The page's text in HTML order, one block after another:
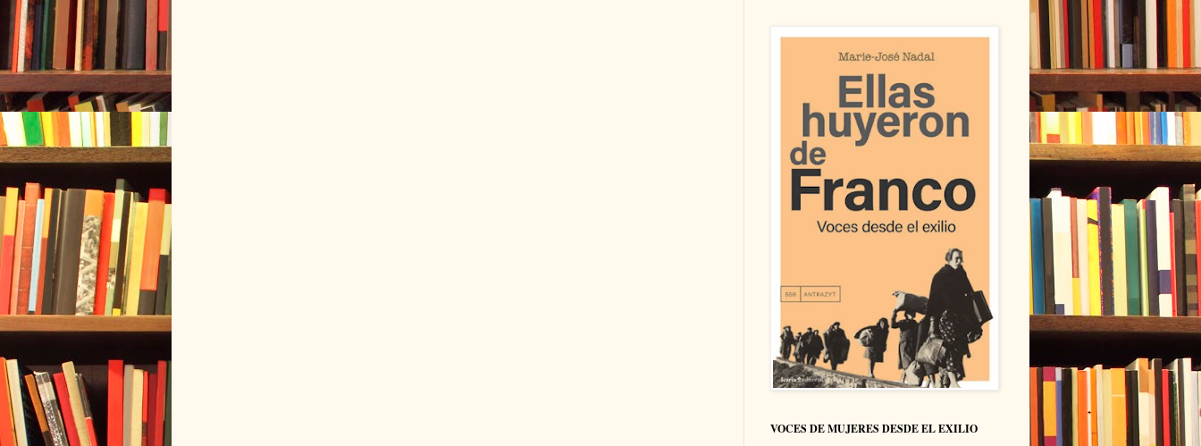
VOCES DE MUJERES DESDE EL EXILIO